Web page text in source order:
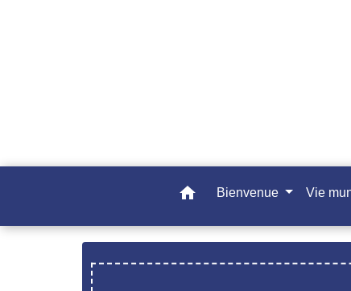
home Bienvenue Vie